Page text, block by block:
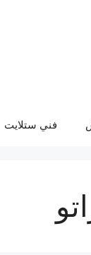
فني ستلايت